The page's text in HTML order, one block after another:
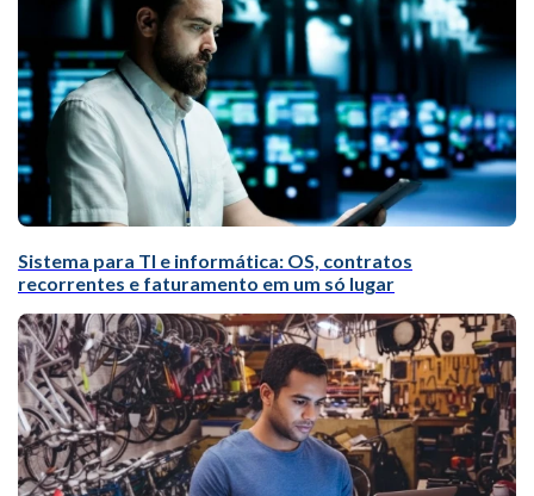
Sistema para TI e informática: OS, contratos
recorrentes e faturamento em um só lugar